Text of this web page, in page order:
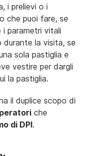
i prelievi o i
che puoi fare, se
i parametri vitali
durante la visita, se
sola pastiglia e
vestire per dargli
la pastiglia.
il duplice scopo di
che
di DPI.